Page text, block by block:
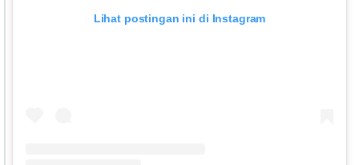
Lihat postingan ini di Instagram